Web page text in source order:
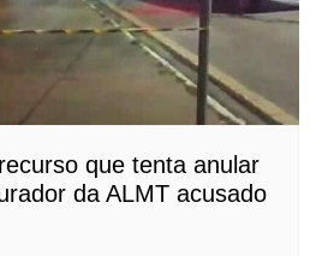
que tenta anular
da ALMT acusado